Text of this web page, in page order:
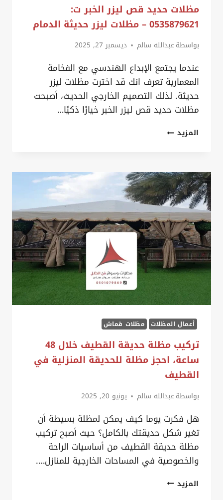
مظلات حديد قص ليزر الخبر ت:
0535879621 – مظلات ليزر حديثة الدمام
بواسطةعبدالله سالم ديسمبر 27, 2025
عندما يجتمع الإبداع الهندسي مع الفخامة
المعمارية تعرف انك قد اخترت مظلات ليزر
حديثة. لذلك التصميم الخارجي الحديث، أصبحت
مظلات حديد قص ليزر الخبر خيارًا ذكيًا…
المزيدمظلات
ليزر
الخبر
ت:
0535879621
–
مظلات
ليزر
حديثة
الدمام
أعمال المظلات مظلات قماش
تركيب مظلة حديقة القطيف خلال 48
ساعة، احجز مظلة للحديقة المنزلية في
القطيف
بواسطةعبدالله سالم يونيو 20, 2025
هل فكرت يوما كيف يمكن لمظلة بسيطة أن
تغير شكل حديقتك بالكامل؟ حيث أصبح تركيب
مظلة حديقة القطيف من أساسيات الراحة
والخصوصية في المساحات الخارجية للمنازل….
المزيدتركيب